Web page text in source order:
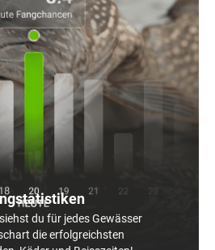
du für jedes Gewässer
die erfolgreichsten